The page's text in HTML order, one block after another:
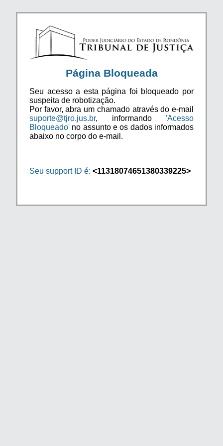
Página Bloqueada
Seu acesso a esta página foi bloqueado por
suspeita de robotização.
Por favor, abra um chamado através do e-mail
suporte@tjro.jus.br, informando 'Acesso
Bloqueado' no assunto e os dados informados
abaixo no corpo do e-mail.
Seu support ID é: <11318074651380339225>